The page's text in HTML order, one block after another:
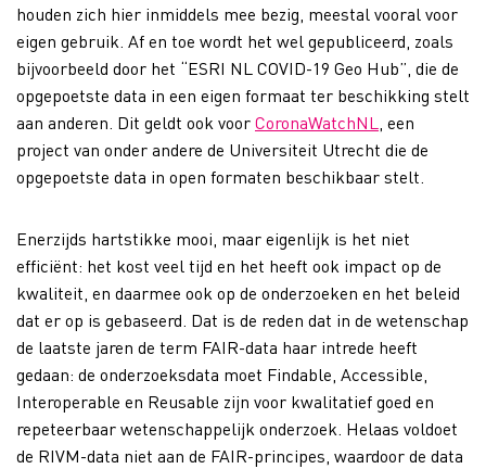
houden zich hier inmiddels mee bezig, meestal vooral voor
eigen gebruik. Af en toe wordt het wel gepubliceerd, zoals
bijvoorbeeld door het “ESRI NL COVID-19 Geo Hub”, die de
opgepoetste data in een eigen formaat ter beschikking stelt
aan anderen. Dit geldt ook voorCoronaWatchNL
, een
project van onder andere de Universiteit Utrecht die de
opgepoetste data in open formaten beschikbaar stelt.
Enerzijds hartstikke mooi, maar eigenlijk is het niet
efficiënt: het kost veel tijd en het heeft ook impact op de
kwaliteit, en daarmee ook op de onderzoeken en het beleid
dat er op is gebaseerd. Dat is de reden dat in de wetenschap
de laatste jaren de term FAIR-data haar intrede heeft
gedaan: de onderzoeksdata moet Findable, Accessible,
Interoperable en Reusable zijn voor kwalitatief goed en
repeteerbaar wetenschappelijk onderzoek. Helaas voldoet
de RIVM-data niet aan de FAIR-principes, waardoor de data